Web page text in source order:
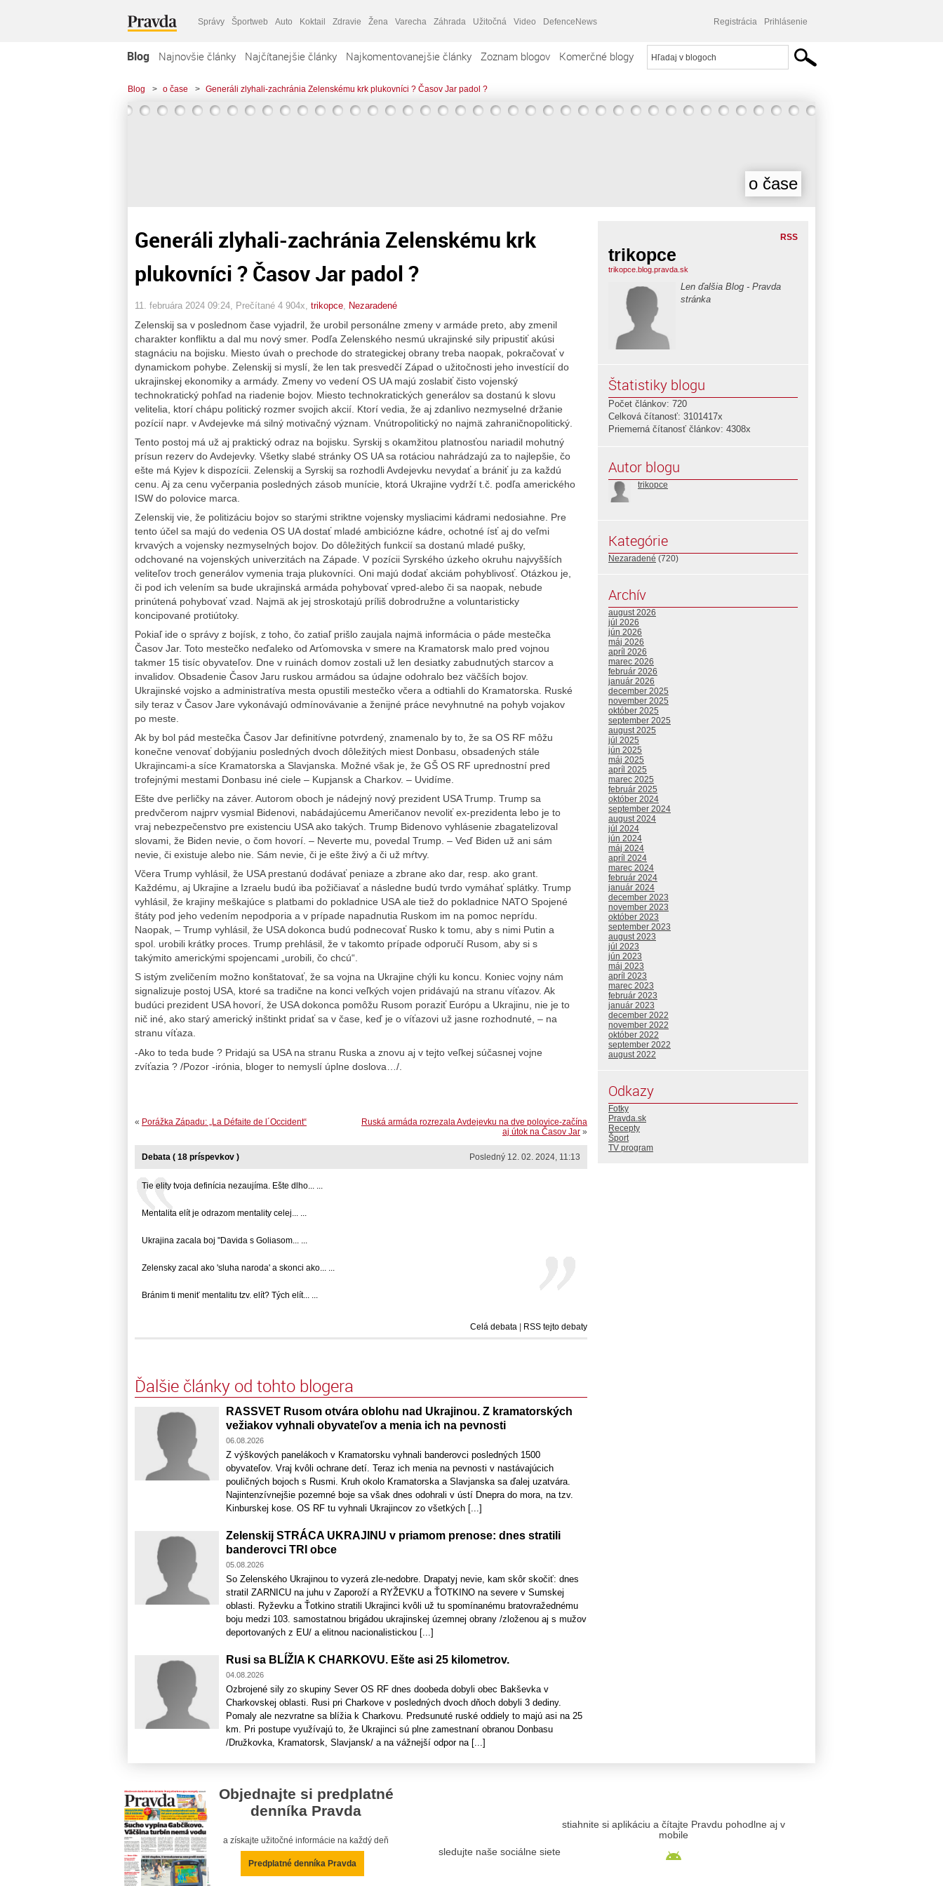
Správy Športweb Auto Koktail Zdravie Žena Varecha Záhrada Užitočná Video DefenceNews Registrácia Prihlásenie
Blog Najnovšie články Najčítanejšie články Najkomentovanejšie články Zoznam blogov Komerčné blogy
Blog > o čase > Generáli zlyhali-zachránia Zelenskému krk plukovníci ? Časov Jar padol ?
o čase
Generáli zlyhali-zachránia Zelenskému krk
plukovníci ? Časov Jar padol ?
11. februára 2024 09:24 , Prečítané 4 904x, trikopce Nezaradené
Zelenskij sa v poslednom čase vyjadril, že urobil personálne zmeny v armáde preto, aby zmenil
charakter konfliktu a dal mu nový smer. Podľa Zelenského nesmú ukrajinské sily pripustiť akúsi
stagnáciu na bojisku. Miesto úvah o prechode do strategickej obrany treba naopak, pokračovať v
dynamickom pohybe. Zelenskij si myslí, že len tak presvedčí Západ o užitočnosti jeho investícií do
ukrajinskej ekonomiky a armády. Zmeny vo vedení OS UA majú zoslabiť čisto vojenský
technokratický pohľad na riadenie bojov. Miesto technokratických generálov sa dostanú k slovu
velitelia, ktorí chápu politický rozmer svojich akcií. Ktorí vedia, že aj zdanlivo nezmyselné držanie
pozícií napr. v Avdejevke má silný motivačný význam. Vnútropolitický no najmä zahraničnopolitický.
Tento postoj má už aj praktický odraz na bojisku. Syrskij s okamžitou platnosťou nariadil mohutný
prísun rezerv do Avdejevky. Všetky slabé stránky OS UA sa rotáciou nahrádzajú za to najlepšie, čo
ešte má Kyjev k dispozícii. Zelenskij a Syrskij sa rozhodli Avdejevku nevydať a brániť ju za každú
cenu. Aj za cenu vyčerpania posledných zásob munície, ktorá Ukrajine vydrží t.č. podľa amerického
ISW do polovice marca.
Zelenskij vie, že politizáciu bojov so starými striktne vojensky mysliacimi kádrami nedosiahne. Pre
tento účel sa majú do vedenia OS UA dostať mladé ambiciózne kádre, ochotné ísť aj do veľmi
krvavých a vojensky nezmyselných bojov. Do dôležitých funkcií sa dostanú mladé pušky,
odchované na vojenských univerzitách na Západe. V pozícii Syrského úzkeho okruhu najvyšších
veliteľov troch generálov vymenia traja plukovníci. Oni majú dodať akciám pohyblivosť. Otázkou je,
či pod ich velením sa bude ukrajinská armáda pohybovať vpred-alebo či sa naopak, nebude
prinútená pohybovať vzad. Najmä ak jej stroskotajú príliš dobrodružne a voluntaristicky
koncipované protiútoky.
Pokiaľ ide o správy z bojísk, z toho, čo zatiaľ prišlo zaujala najmä informácia o páde mestečka
Časov Jar. Toto mestečko neďaleko od Arťomovska v smere na Kramatorsk malo pred vojnou
takmer 15 tisíc obyvateľov. Dne v ruinách domov zostali už len desiatky zabudnutých starcov a
invalidov. Obsadenie Časov Jaru ruskou armádou sa údajne odohralo bez väčších bojov.
Ukrajinské vojsko a administratíva mesta opustili mestečko včera a odtiahli do Kramatorska. Ruské
sily teraz v Časov Jare vykonávajú odmínovávanie a ženijné práce nevyhnutné na pohyb vojakov
po meste.
Ak by bol pád mestečka Časov Jar definitívne potvrdený, znamenalo by to, že sa OS RF môžu
konečne venovať dobýjaniu posledných dvoch dôležitých miest Donbasu, obsadených stále
Ukrajincami-a síce Kramatorska a Slavjanska. Možné však je, že GŠ OS RF uprednostní pred
trofejnými mestami Donbasu iné ciele – Kupjansk a Charkov. – Uvidíme.
Ešte dve perličky na záver. Autorom oboch je nádejný nový prezident USA Trump. Trump sa
predvčerom najprv vysmial Bidenovi, nabádajúcemu Američanov nevoliť ex-prezidenta lebo je to
vraj nebezpečenstvo pre existenciu USA ako takých. Trump Bidenovo vyhlásenie zbagatelizoval
slovami, že Biden nevie, o čom hovorí. – Neverte mu, povedal Trump. – Veď Biden už ani sám
nevie, či existuje alebo nie. Sám nevie, či je ešte živý a či už mŕtvy.
Včera Trump vyhlásil, že USA prestanú dodávať peniaze a zbrane ako dar, resp. ako grant.
Každému, aj Ukrajine a Izraelu budú iba požičiavať a následne budú tvrdo vymáhať splátky. Trump
vyhlásil, že krajiny meškajúce s platbami do pokladnice USA ale tiež do pokladnice NATO Spojené
štáty pod jeho vedením nepodporia a v prípade napadnutia Ruskom im na pomoc neprídu.
Naopak, – Trump vyhlásil, že USA dokonca budú podnecovať Rusko k tomu, aby s nimi Putin a
spol. urobili krátky proces. Trump prehlásil, že v takomto prípade odporučí Rusom, aby si s
takýmito americkými spojencami „urobili, čo chcú“.
S istým zveličením možno konštatovať, že sa vojna na Ukrajine chýli ku koncu. Koniec vojny nám
signalizuje postoj USA, ktoré sa tradične na konci veľkých vojen pridávajú na stranu víťazov. Ak
budúci prezident USA hovorí, že USA dokonca pomôžu Rusom poraziť Európu a Ukrajinu, nie je to
nič iné, ako starý americký inštinkt pridať sa v čase, keď je o víťazovi už jasne rozhodnuté, – na
stranu víťaza.
-Ako to teda bude ? Pridajú sa USA na stranu Ruska a znovu aj v tejto veľkej súčasnej vojne
zvíťazia ? /Pozor -irónia, bloger to nemyslí úplne doslova…/.
Ruská armáda rozrezala Avdejevku na dve polovice-začína
aj útok na Časov Jar »
« Porážka Západu: „La Défaite de l´Occident“
Posledný 12. 02. 2024, 11:13
Debata ( 18 príspevkov )
Tie elity tvoja definícia nezaujíma. Ešte dlho... ...
Mentalita elít je odrazom mentality celej... ...
Ukrajina zacala boj "Davida s Goliasom... ...
Zelensky zacal ako 'sluha naroda' a skonci ako... ...
Bránim ti meniť mentalitu tzv. elít? Tých elít... ...
Celá debata | RSS tejto debaty
Ďalšie články od tohto blogera
RASSVET Rusom otvára oblohu nad Ukrajinou. Z kramatorských
vežiakov vyhnali obyvateľov a menia ich na pevnosti
06.08.2026
Z výškových panelákoch v Kramatorsku vyhnali banderovci posledných 1500
obyvateľov. Vraj kvôli ochrane detí. Teraz ich menia na pevnosti v nastávajúcich
pouličných bojoch s Rusmi. Kruh okolo Kramatorska a Slavjanska sa ďalej uzatvára.
Najintenzívnejšie pozemné boje sa však dnes odohrali v ústí Dnepra do mora, na tzv.
Kinburskej kose. OS RF tu vyhnali Ukrajincov zo všetkých [...]
Zelenskij STRÁCA UKRAJINU v priamom prenose: dnes stratili
banderovci TRI obce
05.08.2026
So Zelenského Ukrajinou to vyzerá zle-nedobre. Drapatyj nevie, kam skôr skočiť: dnes
stratil ZARNICU na juhu v Zaporoží a RYŽEVKU a ŤOTKINO na severe v Sumskej
oblasti. Ryževku a Ťotkino stratili Ukrajinci kvôli už tu spomínanému bratovražednému
boju medzi 103. samostatnou brigádou ukrajinskej územnej obrany /zloženou aj s mužov
deportovaných z EU/ a elitnou nacionalistickou [...]
Rusi sa BLÍŽIA K CHARKOVU. Ešte asi 25 kilometrov.
04.08.2026
Ozbrojené sily zo skupiny Sever OS RF dnes doobeda dobyli obec Bakševka v
Charkovskej oblasti. Rusi pri Charkove v posledných dvoch dňoch dobyli 3 dediny.
Pomaly ale nezvratne sa blížia k Charkovu. Predsunuté ruské oddiely to majú asi na 25
km. Pri postupe využívajú to, že Ukrajinci sú plne zamestnaní obranou Donbasu
/Družkovka, Kramatorsk, Slavjansk/ a na vážnejší odpor na [...]
RSS
trikopce
trikopce.blog.pravda.sk
Len ďalšia Blog - Pravda
stránka
Štatistiky blogu
Počet článkov: 720
Celková čítanosť: 3101417x
Priemerná čítanosť článkov: 4308x
Autor blogu
trikopce
Kategórie
Nezaradené (720)
Archív
august 2026
júl 2026
jún 2026
máj 2026
apríl 2026
marec 2026
február 2026
január 2026
december 2025
november 2025
október 2025
september 2025
august 2025
júl 2025
jún 2025
máj 2025
apríl 2025
marec 2025
február 2025
október 2024
september 2024
august 2024
júl 2024
jún 2024
máj 2024
apríl 2024
marec 2024
február 2024
január 2024
december 2023
november 2023
október 2023
september 2023
august 2023
júl 2023
jún 2023
máj 2023
apríl 2023
marec 2023
február 2023
január 2023
december 2022
november 2022
október 2022
september 2022
august 2022
Odkazy
Fotky
Pravda.sk
Recepty
Šport
TV program
Objednajte si predplatné
denníka Pravda
a získajte užitočné informácie na každý deň
Predplatné denníka Pravda
sledujte naše sociálne siete
stiahnite si aplikáciu a čítajte Pravdu pohodlne aj v
mobile